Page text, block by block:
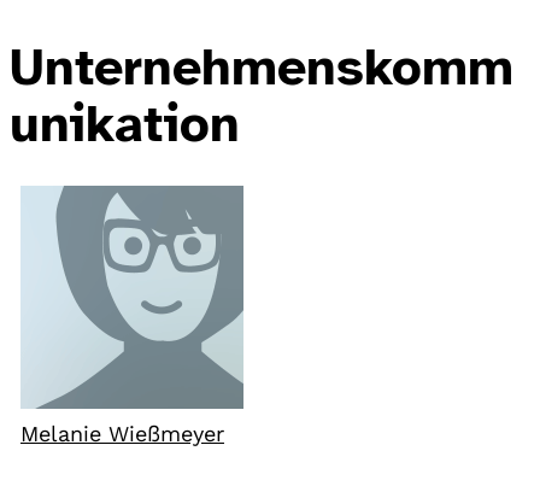
Unternehmenskomm
unikation
Melanie Wießmeyer